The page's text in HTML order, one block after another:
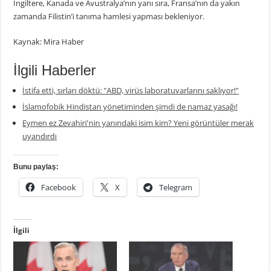
İngiltere, Kanada ve Avustralya’nın yanı sıra, Fransa’nın da yakın
zamanda Filistin’i tanıma hamlesi yapması bekleniyor.
Kaynak: Mira Haber
İlgili Haberler
İstifa etti, sırları döktü: "ABD, virüs laboratuvarlarını saklıyor!"
İslamofobik Hindistan yönetiminden şimdi de namaz yasağı!
Eymen ez Zevahiri'nin yanındaki isim kim? Yeni görüntüler merak
uyandırdı
Bunu paylaş:
Facebook X Telegram
İlgili